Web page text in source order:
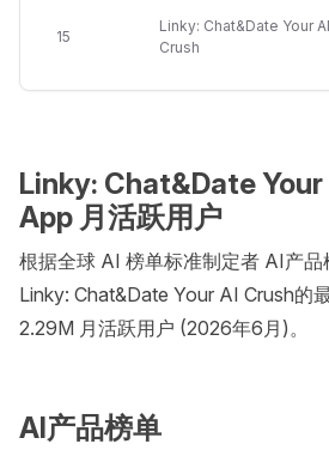
15
Linky: Chat&Date Your AI
Crush
Linky: Chat&Date Your
App 月活跃用户
根据全球 AI 榜单标准制定者 AI产
Linky: Chat&Date Your AI Crush的
2.29M 月活跃用户 (2026年6月)。
AI产品榜单